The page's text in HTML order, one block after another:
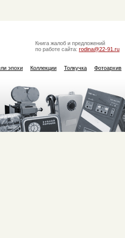
Книга жалоб и предложений
по работе сайта: rodina@22-91.ru
эпохи Коллекции Толкучка Фотоархив